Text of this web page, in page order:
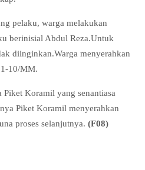
pelaku, warga melakukan
berinisial Abdul Reza.Untuk
diinginkan.Warga menyerahkan
10/MM.
Piket Koramil yang senantiasa
Piket Koramil menyerahkan
proses selanjutnya. (F08)